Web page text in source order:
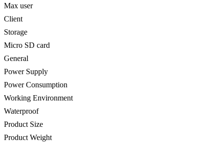
Max user
Client
Storage
Micro SD card
General
Power Supply
Power Consumption
Working Environment
Waterproof
Product Size
Product Weight